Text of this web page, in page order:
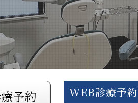
WEB診療予